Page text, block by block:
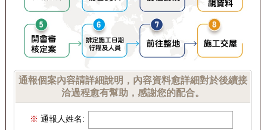
通報個案內容請詳細說明，內容資料愈詳細對於後續接
洽過程愈有幫助，感謝您的配合。
※ 通報人姓名: